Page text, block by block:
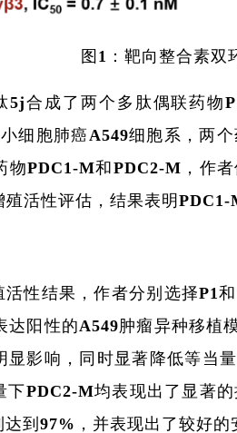
图1：靶向整合素双
5j合成了两个多肽偶联药物
细胞肺癌A549细胞系，两
物PDC1-M和PDC2-M，作
活性评估，结果表明
活性结果，作者分别选择P1
达阳性的A549肿瘤异种移
显影响，同时显著降低等当
下PDC2-M均表现出了显著
到97%，并表现出了较好的